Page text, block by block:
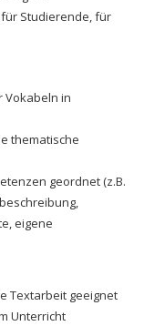
Studierende, für
Vokabeln in
thematische
geordnet (z.B.
eigene
Textarbeit geeignet
Unterricht